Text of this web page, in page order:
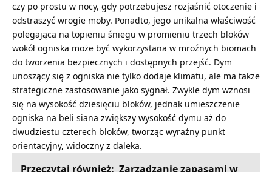
czy po prostu w nocy, gdy potrzebujesz rozjaśnić otoczenie i
odstraszyć wrogie moby. Ponadto, jego unikalna właściwość
polegająca na topieniu śniegu w promieniu trzech bloków
wokół ogniska może być wykorzystana w mroźnych biomach
do tworzenia bezpiecznych i dostępnych przejść. Dym
unoszący się z ogniska nie tylko dodaje klimatu, ale ma także
strategiczne zastosowanie jako sygnał. Zwykle dym wznosi
się na wysokość dziesięciu bloków, jednak umieszczenie
ogniska na beli siana zwiększy wysokość dymu aż do
dwudziestu czterech bloków, tworząc wyraźny punkt
orientacyjny, widoczny z daleka.
Przeczytaj również: Zarządzanie zapasami w